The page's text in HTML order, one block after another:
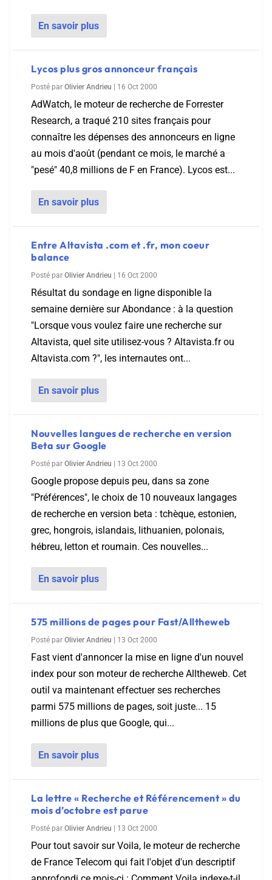
En savoir plus
Lycos plus gros annonceur français
Posté par Olivier Andrieu 16 Oct 2000
AdWatch, le moteur de recherche de Forrester
Research, a traqué 210 sites français pour
connaître les dépenses des annonceurs en ligne
au mois d'août (pendant ce mois, le marché a
"pesé" 40,8 millions de F en France). Lycos est...
En savoir plus
Entre Altavista .com et .fr, mon coeur
balance
Posté par Olivier Andrieu 16 Oct 2000
Résultat du sondage en ligne disponible la
semaine dernière sur Abondance : à la question
"Lorsque vous voulez faire une recherche sur
Altavista, quel site utilisez-vous ? Altavista.fr ou
Altavista.com ?", les internautes ont...
En savoir plus
Nouvelles langues de recherche en version
Beta sur Google
Posté par Olivier Andrieu 13 Oct 2000
Google propose depuis peu, dans sa zone
"Préférences", le choix de 10 nouveaux langages
de recherche en version beta : tchèque, estonien,
grec, hongrois, islandais, lithuanien, polonais,
hébreu, letton et roumain. Ces nouvelles...
En savoir plus
575 millions de pages pour Fast/Alltheweb
Posté par Olivier Andrieu 13 Oct 2000
Fast vient d'annoncer la mise en ligne d'un nouvel
index pour son moteur de recherche Alltheweb. Cet
outil va maintenant effectuer ses recherches
parmi 575 millions de pages, soit juste... 15
millions de plus que Google, qui...
En savoir plus
La lettre « Recherche et Référencement » du
mois d’octobre est parue
Posté par Olivier Andrieu 13 Oct 2000
Pour tout savoir sur Voila, le moteur de recherche
de France Telecom qui fait l'objet d'un descriptif